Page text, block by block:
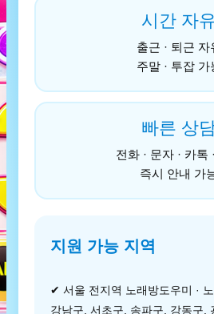
시간 자
출근 · 퇴근 자
주말 · 투잡 가
빠른 상
전화 · 문자 · 카톡
즉시 안내 가
지원 가능 지역
✔ 서울 전지역 노래방도우미 ·
강남구, 서초구, 송파구, 강동구,